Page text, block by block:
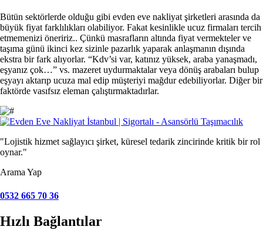
Bütün sektörlerde olduğu gibi evden eve nakliyat şirketleri arasında da
büyük fiyat farklılıkları olabiliyor. Fakat kesinlikle ucuz firmaları tercih
etmemenizi öneririz.. Çünkü masrafların altında fiyat vermekteler ve
taşıma günü ikinci kez sizinle pazarlık yaparak anlaşmanın dışında
ekstra bir fark alıyorlar. “Kdv’si var, katınız yüksek, araba yanaşmadı,
eşyanız çok…” vs. mazeret uydurmaktalar veya dönüş arabaları bulup
eşyayı aktarıp ucuza mal edip müşteriyi mağdur edebiliyorlar. Diğer bir
faktörde vasıfsız eleman çalıştırmaktadırlar.
"Lojistik hizmet sağlayıcı şirket, küresel tedarik zincirinde kritik bir rol
oynar."
Arama Yap
0532 665 70 36
Hızlı Bağlantılar